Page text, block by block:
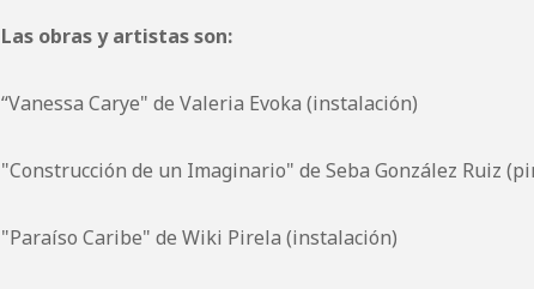
Las obras y artistas son:
“Vanessa Carye" de Valeria Evoka (instalación)
"Construcción de un Imaginario" de Seba González Ruiz
"Paraíso Caribe" de Wiki Pirela (instalación)